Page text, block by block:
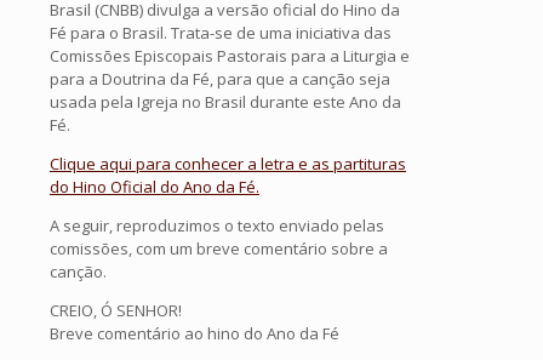
Brasil (CNBB) divulga a versão oficial do Hino da
Fé para o Brasil. Trata-se de uma iniciativa das
Comissões Episcopais Pastorais para a Liturgia e
para a Doutrina da Fé, para que a canção seja
usada pela Igreja no Brasil durante este Ano da
Fé.
Clique aqui para conhecer a letra e as partituras
do Hino Oficial do Ano da Fé.
A seguir, reproduzimos o texto enviado pelas
comissões, com um breve comentário sobre a
canção.
CREIO, Ó SENHOR!
Breve comentário ao hino do Ano da Fé